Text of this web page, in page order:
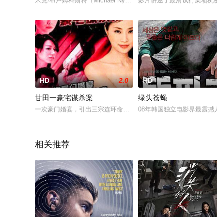
HD 2.0
甘田一豪宅谋杀案
一次豪门婚宴，引出三宗连环命案，凶手竟是……\r富豪王百万
HD
绿头苍蝇
08年韩国独立电影界最震
相关推荐